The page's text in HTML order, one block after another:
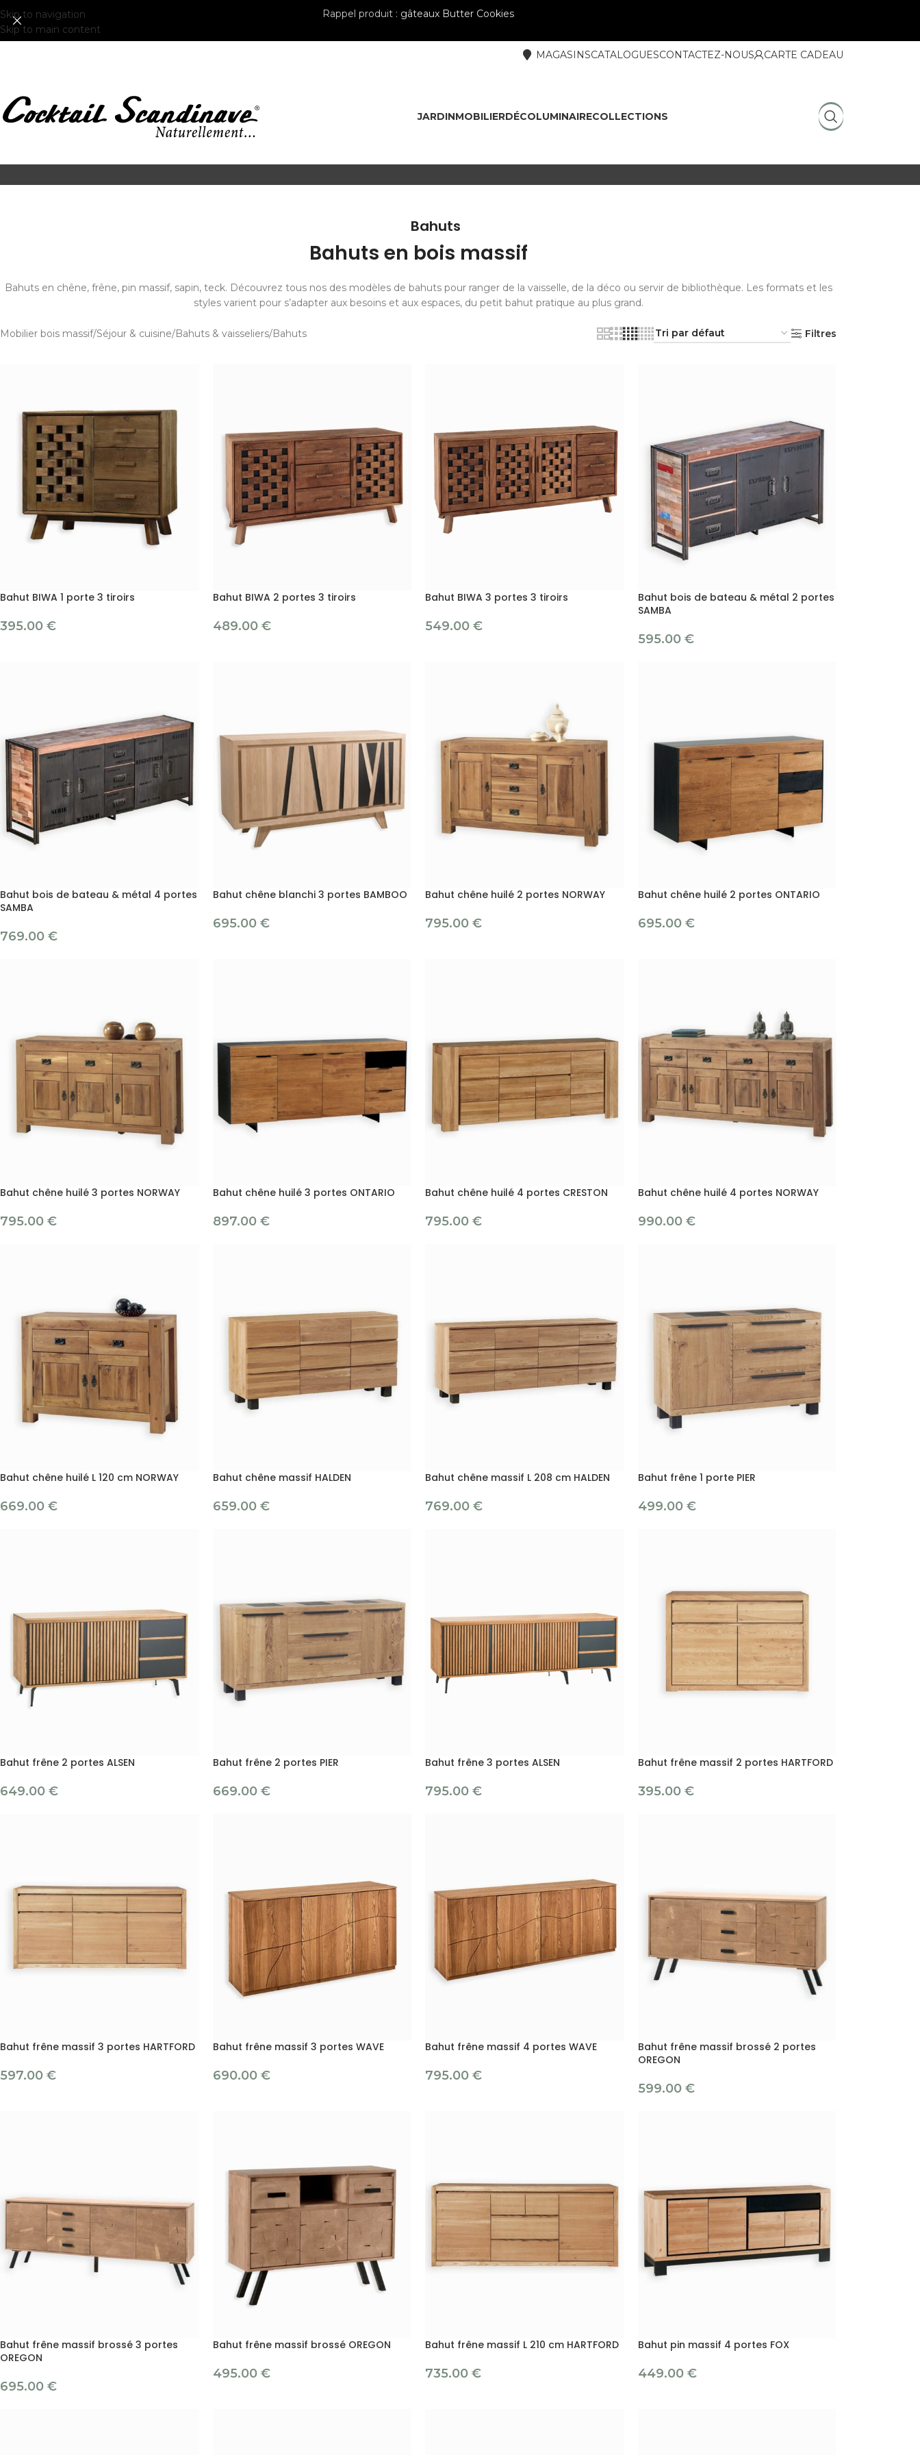
Skip to navigation
Skip to main content
Rappel produit : gâteaux Butter Cookies
MAGASINSCATALOGUESCONTACTEZ-NOUS CARTE CADEAU
JARDINMOBILIERDÉCOLUMINAIRECOLLECTIONS
Bahuts
Bahuts en bois massif
Bahuts en chêne, frêne, pin massif, sapin, teck. Découvrez tous nos des modèles de bahuts pour ranger de la vaisselle, de la déco ou servir de bibliothèque. Les formats et les
styles varient pour s’adapter aux besoins et aux espaces, du petit bahut pratique au plus grand.
Mobilier bois massif Séjour & cuisine Bahuts & vaisseliers Bahuts Filtres
Bahut BIWA 1 porte 3 tiroirs
395.00 €
Bahut BIWA 2 portes 3 tiroirs
489.00 €
Bahut BIWA 3 portes 3 tiroirs
549.00 €
Bahut bois de bateau & métal 2 portes
SAMBA
595.00 €
Bahut bois de bateau & métal 4 portes
SAMBA
769.00 €
Bahut chêne blanchi 3 portes BAMBOO
695.00 €
Bahut chêne huilé 2 portes NORWAY
795.00 €
Bahut chêne huilé 2 portes ONTARIO
695.00 €
Bahut chêne huilé 3 portes NORWAY
795.00 €
Bahut chêne huilé 3 portes ONTARIO
897.00 €
Bahut chêne huilé 4 portes CRESTON
795.00 €
Bahut chêne huilé 4 portes NORWAY
990.00 €
Bahut chêne huilé L 120 cm NORWAY
669.00 €
Bahut chêne massif HALDEN
659.00 €
Bahut chêne massif L 208 cm HALDEN
769.00 €
Bahut frêne 1 porte PIER
499.00 €
Bahut frêne 2 portes ALSEN
649.00 €
Bahut frêne 2 portes PIER
669.00 €
Bahut frêne 3 portes ALSEN
795.00 €
Bahut frêne massif 2 portes HARTFORD
395.00 €
Bahut frêne massif 3 portes HARTFORD
597.00 €
Bahut frêne massif 3 portes WAVE
690.00 €
Bahut frêne massif 4 portes WAVE
795.00 €
Bahut frêne massif brossé 2 portes
OREGON
599.00 €
Bahut frêne massif brossé 3 portes
OREGON
695.00 €
Bahut frêne massif brossé OREGON
495.00 €
Bahut frêne massif L 210 cm HARTFORD
735.00 €
Bahut pin massif 4 portes FOX
449.00 €